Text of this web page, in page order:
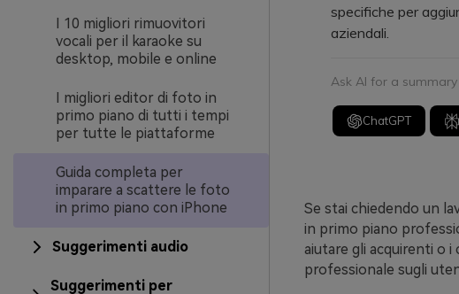
I 10 migliori rimuovitori
vocali per il karaoke su
desktop, mobile e online
I migliori editor di foto in
primo piano di tutti i tempi
per tutte le piattaforme
Guida completa per
imparare a scattere le foto
in primo piano con iPhone
Suggerimenti audio
Suggerimenti per
specifiche per
aziendali.
Ask AI for a summary
ChatGPT
Se stai chiedendo un
in primo piano
aiutare gli acquirenti o
professionale sugli